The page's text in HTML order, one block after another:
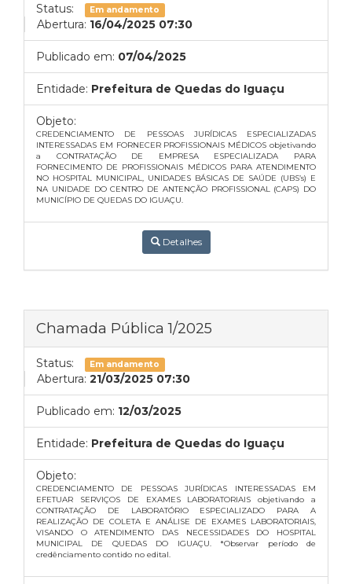
Status: Em andamento
Abertura: 16/04/2025 07:30
Publicado em: 07/04/2025
Entidade: Prefeitura de Quedas do Iguaçu
Objeto:
CREDENCIAMENTO DE PESSOAS JURÍDICAS ESPECIALIZADAS
INTERESSADAS EM FORNECER PROFISSIONAIS MÉDICOS objetivando
a CONTRATAÇÃO DE EMPRESA ESPECIALIZADA PARA
FORNECIMENTO DE PROFISSIONAIS MÉDICOS PARA ATENDIMENTO
NO HOSPITAL MUNICIPAL, UNIDADES BÁSICAS DE SAÚDE (UBS’s) E
NA UNIDADE DO CENTRO DE ANTENÇÃO PROFISSIONAL (CAPS) DO
MUNICÍPIO DE QUEDAS DO IGUAÇU.
Detalhes
Chamada Pública 1/2025
Status: Em andamento
Abertura: 21/03/2025 07:30
Publicado em: 12/03/2025
Entidade: Prefeitura de Quedas do Iguaçu
Objeto:
CREDENCIAMENTO DE PESSOAS JURÍDICAS INTERESSADAS EM
EFETUAR SERVIÇOS DE EXAMES LABORATORIAIS objetivando a
CONTRATAÇÃO DE LABORATÓRIO ESPECIALIZADO PARA A
REALIZAÇÃO DE COLETA E ANÁLISE DE EXAMES LABORATORIAIS,
VISANDO O ATENDIMENTO DAS NECESSIDADES DO HOSPITAL
MUNICIPAL DE QUEDAS DO IGUAÇU. *Observar período de
credênciamento contido no edital.